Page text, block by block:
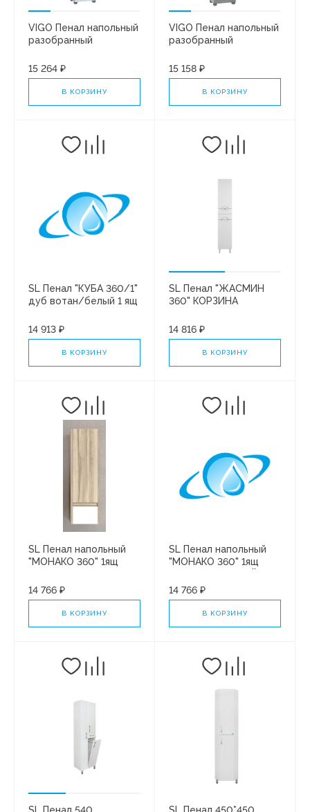
VIGO Пенал напольный
разобранный
243
15 264 ₽
В КОРЗИНУ
VIGO Пенал напольный
разобранный
243
15 158 ₽
В КОРЗИНУ
SL Пенал "КУБА 360/1"
дуб вотан/белый 1 ящ
14 913 ₽
В КОРЗИНУ
SL Пенал "ЖАСМИН
360" КОРЗИНА
14 816 ₽
В КОРЗИНУ
SL Пенал напольный
"МОНАКО 360" 1ящ
БЕЛЫЙ ЛАКОБЕЛЬ
14 766 ₽
В КОРЗИНУ
SL Пенал напольный
"МОНАКО 360" 1ящ
ЛАКОБЕЛЬ Левый
14 766 ₽
В КОРЗИНУ